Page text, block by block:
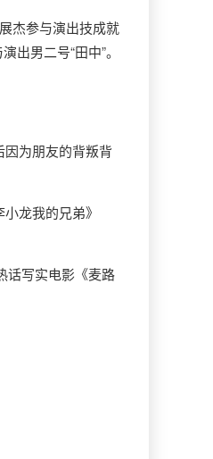
杰参与演出技成就
男二号“田中”。
为朋友的背叛背
龙我的兄弟》
话写实电影《麦路